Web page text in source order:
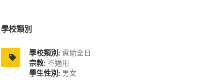
學校類別
學校類別: 資助全日
宗教: 不適用
學生性別: 男女